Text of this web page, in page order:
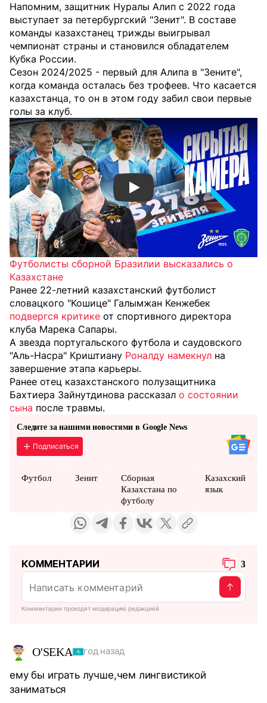
Напомним, защитник Нуралы Алип с 2022 года
выступает за петербургский "Зенит". В составе
команды казахстанец трижды выигрывал
чемпионат страны и становился обладателем
Кубка России.
Сезон 2024/2025 - первый для Алипа в "Зените",
когда команда осталась без трофеев. Что касается
казахстанца, то он в этом году забил свои первые
голы за клуб.
Смотреть видео YouTube
Футболисты сборной Бразилии высказались о
Казахстане
Ранее 22-летний казахстанский футболист
словацкого "Кошице" Галымжан Кенжебек
подвергся критике от спортивного директора
клуба Марека Сапары.
А звезда португальского футбола и саудовского
"Аль-Насра" Криштиану Роналду намекнул на
завершение этапа карьеры.
Ранее отец казахстанского полузащитника
Бахтиера Зайнутдинова рассказал о состоянии
сына после травмы.
Следите за нашими новостями в Google News
Подписаться
Футбол Зенит
Сборная
Казахстана по
футболу
Казахский
язык
КОММЕНТАРИИ 3
Комментарии проходят модерацию редакцией
O'SEKА год назад
ему бы играть лучше,чем лингвистикой
заниматься